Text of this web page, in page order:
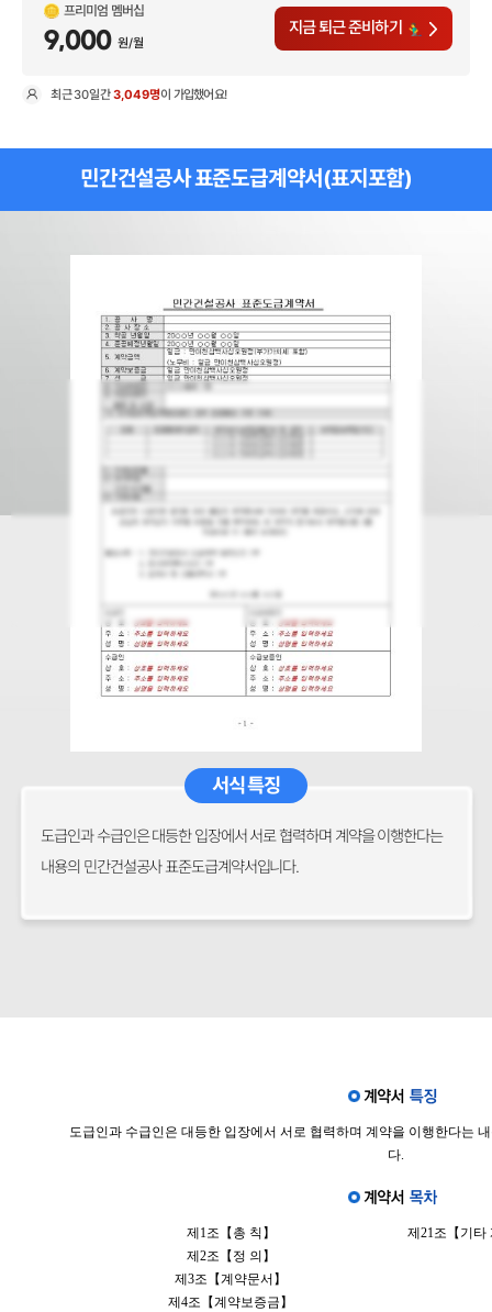
프리미엄 멤버십
9,000 원/월
지금 퇴근 준비하기
최근30일간3,049명이 가입했어요!
민간건설공사 표준도급계약서(표지포함)
서식 특징
도급인과 수급인은 대등한 입장에서 서로 협력하며 계약을 이행한다는
내용의 민간건설공사 표준도급계약서입니다.
도급인과 수급인은 대등한 입장에서 서로 협력하며 계약을 이행한다는
다.
제1조【총 칙】
제2조【정 의】
제3조【계약문서】
제4조【계약보증금】
제21조【기타